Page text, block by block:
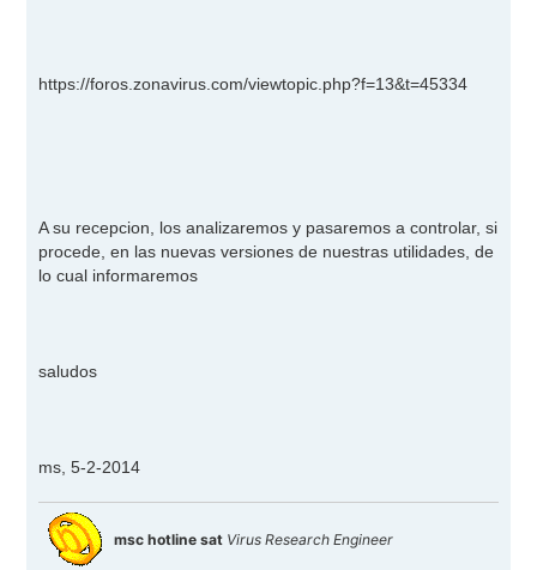
https://foros.zonavirus.com/viewtopic.php?f=13&t=45334
A su recepcion, los analizaremos y pasaremos a controlar, si
procede, en las nuevas versiones de nuestras utilidades, de
lo cual informaremos
saludos
ms, 5-2-2014
msc hotline sat Virus Research Engineer